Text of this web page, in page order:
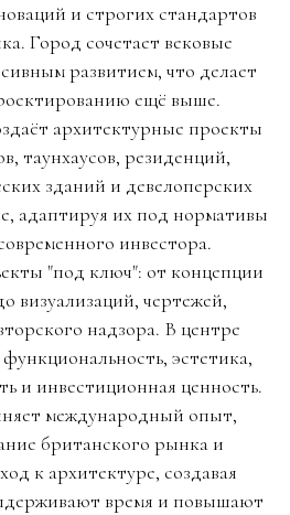
и строгих стандартов
Город сочетает вековые
развитием, что делает
ещё выше.
архитектурные проекты
таунхаусов, резиденций,
зданий и девелоперских
адаптируя их под нормативы
инвестора.
"под ключ": от концепции
визуализаций, чертежей,
надзора. В центре
эстетика,
и инвестиционная ценность.
международный опыт,
британского рынка и
к архитектуре, создавая
время и повышают